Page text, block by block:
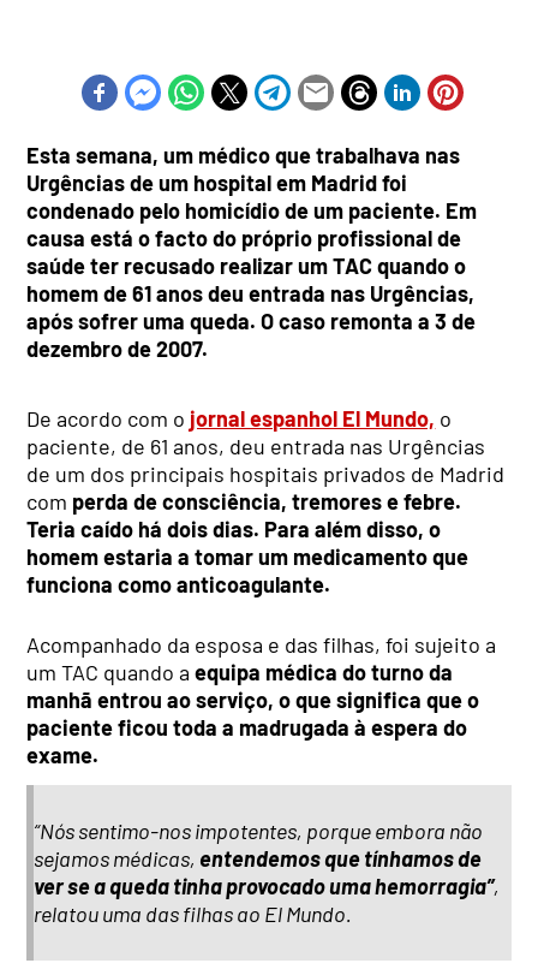
Esta semana, um médico que trabalhava nas
Urgências de um hospital em Madrid foi
condenado pelo homicídio de um paciente. Em
causa está o facto do próprio profissional de
saúde ter recusado realizar um TAC quando o
homem de 61 anos deu entrada nas Urgências,
após sofrer uma queda. O caso remonta a 3 de
dezembro de 2007.
De acordo com o jornal espanhol El Mundo, o
paciente, de 61 anos, deu entrada nas Urgências
de um dos principais hospitais privados de Madrid
com perda de consciência, tremores e febre.
Teria caído há dois dias. Para além disso, o
homem estaria a tomar um medicamento que
funciona como anticoagulante.
Acompanhado da esposa e das filhas, foi sujeito a
um TAC quando aequipa médica do turno da
manhã entrou ao serviço, o que significa que o
paciente ficou toda a madrugada à espera do
exame.
“Nós sentimo-nos impotentes, porque embora não
sejamos médicas, entendemos que tínhamos de
ver se a queda tinha provocado uma hemorragia”,
relatou uma das filhas ao El Mundo.